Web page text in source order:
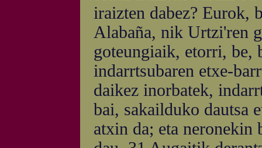
iraizten dabez? Eurok,
Alabaña, nik Urtzi'ren
goteungiaik, etorri, be,
indarrtsubaren etxe-
daikez inorbatek,
bai, sakailduko dautsa
atxin da; eta neronekin